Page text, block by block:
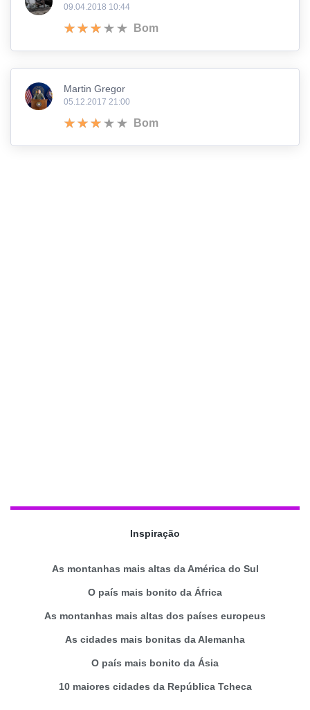
09.04.2018 10:44
Bom
Martin Gregor
05.12.2017 21:00
Bom
Inspiração
As montanhas mais altas da América do Sul
O país mais bonito da África
As montanhas mais altas dos países europeus
As cidades mais bonitas da Alemanha
O país mais bonito da Ásia
10 maiores cidades da República Tcheca